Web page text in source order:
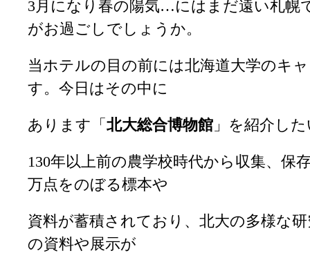
3月になり春の陽気…にはまだ遠い札幌
がお過ごしでしょうか。
当ホテルの目の前には北海道大学のキ
す。今日はその中に
あります「 北大総合博物館 」を紹介し
130年以上前の農学校時代から収集、保
万点をのぼる標本や
資料が蓄積されており、北大の多様な
の資料や展示が